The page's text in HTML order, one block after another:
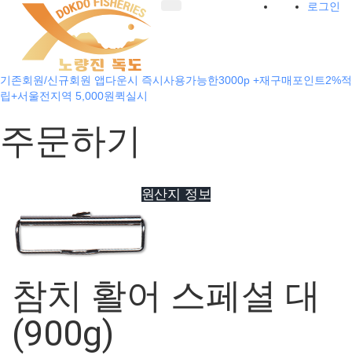
로그인
기존회원/신규회원 앱다운시 즉시사용가능한3000p +재구매포인트2%적
립+서울전지역 5,000원퀵실시
주문하기
원산지 정보
참치 활어 스페셜 대
(900g)